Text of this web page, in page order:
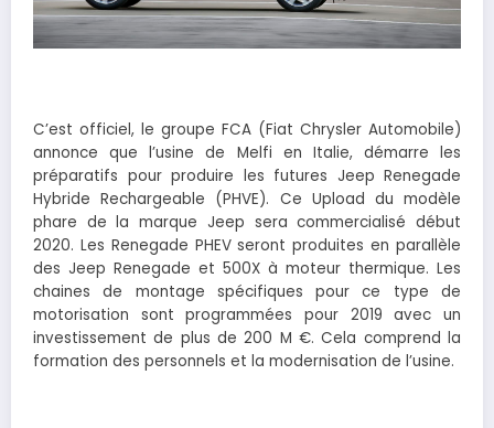
C’est officiel, le groupe FCA (Fiat Chrysler Automobile)
annonce que l’usine de Melfi en Italie, démarre les
préparatifs pour produire les futures Jeep Renegade
Hybride Rechargeable (PHVE). Ce Upload du modèle
phare de la marque Jeep sera commercialisé début
2020. Les Renegade PHEV seront produites en parallèle
des Jeep Renegade et 500X à moteur thermique. Les
chaines de montage spécifiques pour ce type de
motorisation sont programmées pour 2019 avec un
investissement de plus de 200 M €. Cela comprend la
formation des personnels et la modernisation de l’usine.